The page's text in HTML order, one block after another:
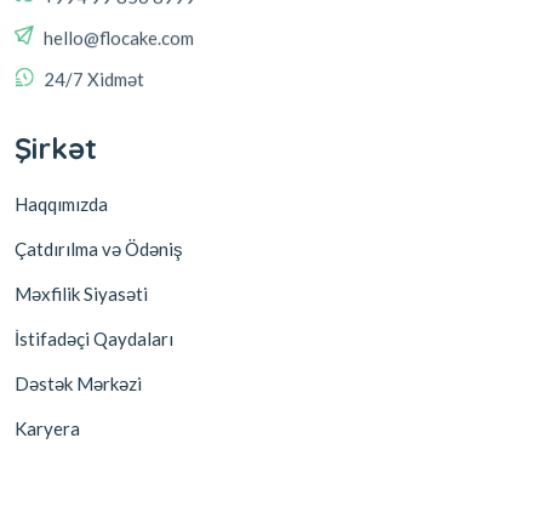
hello@flocake.com
24/7 Xidmət
Şirkət
Haqqımızda
Çatdırılma və Ödəniş
Məxfilik Siyasəti
İstifadəçi Qaydaları
Dəstək Mərkəzi
Karyera